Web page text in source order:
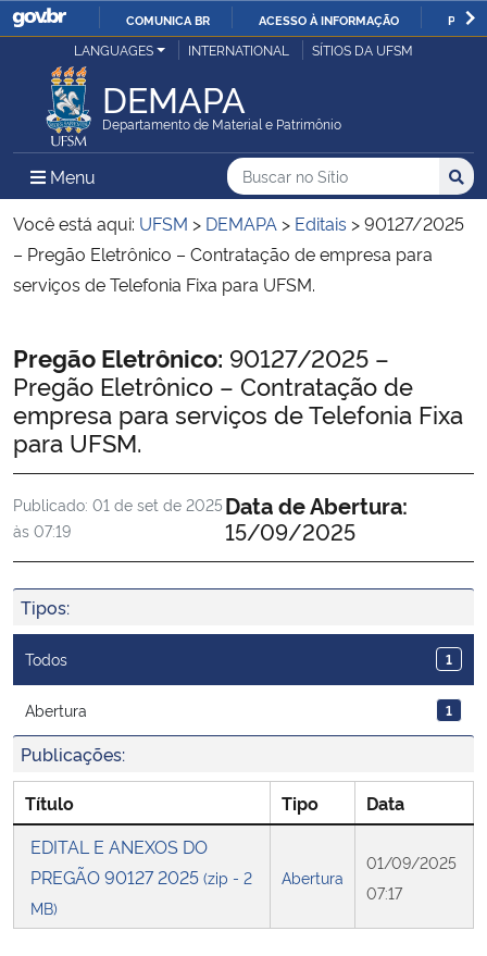
IR
O
COMUNICA BR ACESSO À INFORMAÇÃO
Ministério da Justiça e Segurança Pública
Ministério da Defesa
Ministério das Relações Exteriores
Ministério da Economia
Ministério da Agricultura, Pecuária e Abastecimento
Ministério da Educação
Ministério da Cidadania
Ministério da Saúde
Ministério de Minas e Energia
Ministério do Meio Ambiente
Ministério do Turismo
Ministério do Desenvolvimento Regional
Controladoria-Geral da União
LANGUAGES INTERNATIONAL SÍTIOS DA UFSM
DEMAPA
Departamento de Material e Patrimônio
Menu Menu Principal do Sítio
Busca
Buscar no no Sítio
Busca:
Você está aqui: UFSM > DEMAPA > Editais >90127/2025
– Pregão Eletrônico – Contratação de empresa para
serviços de Telefonia Fixa para UFSM.
Início do conteúdo
Pregão Eletrônico: 90127/2025 –
Pregão Eletrônico – Contratação de
empresa para serviços de Telefonia Fixa
para UFSM.
Publicado: 01 de set de 2025
às 07:19
Data de Abertura:
15/09/2025
Tipos:
Todos 1
Abertura 1
Publicações:
Título Tipo
Data
EDITAL E ANEXOS DO
PREGÃO 90127 2025 (zip - 2
MB)
Abertura
01/09/2025
07:17